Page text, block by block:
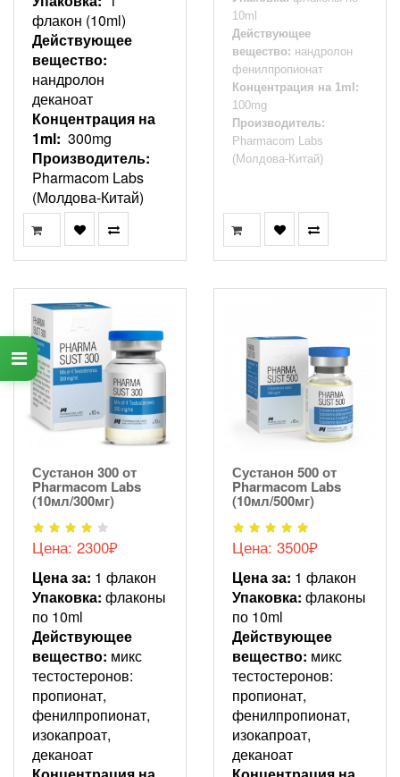
флакон (10ml)
Действующее
вещество:
нандролон
деканоат
Концентрация на
1ml: 300mg
Производитель:
Pharmacom Labs
(Молдова-Китай)
10ml
Действующее
вещество: нандролон
фенилпропионат
Концентрация на 1ml:
100mg
Производитель:
Pharmacom Labs
(Молдова-Китай)
Сустанон 300 от
Pharmacom Labs
(10мл/300мг)
Цена: 2300₽
Цена за: 1 флакон
Упаковка: флаконы
по 10ml
Действующее
вещество: микс
тестостеронов:
пропионат,
фенилпропионат,
изокапроат,
деканоат
Сустанон 500 от
Pharmacom Labs
(10мл/500мг)
Цена: 3500₽
Цена за: 1 флакон
Упаковка: флаконы
по 10ml
Действующее
вещество: микс
тестостеронов:
пропионат,
фенилпропионат,
изокапроат,
деканоат